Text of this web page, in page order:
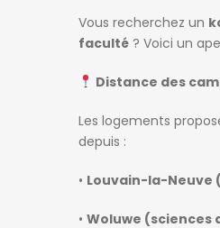
Vous recherchez un
faculté ? Voici un
Distance des
Les logements
depuis :
• Louvain-la-Neuve
• Woluwe (sciences